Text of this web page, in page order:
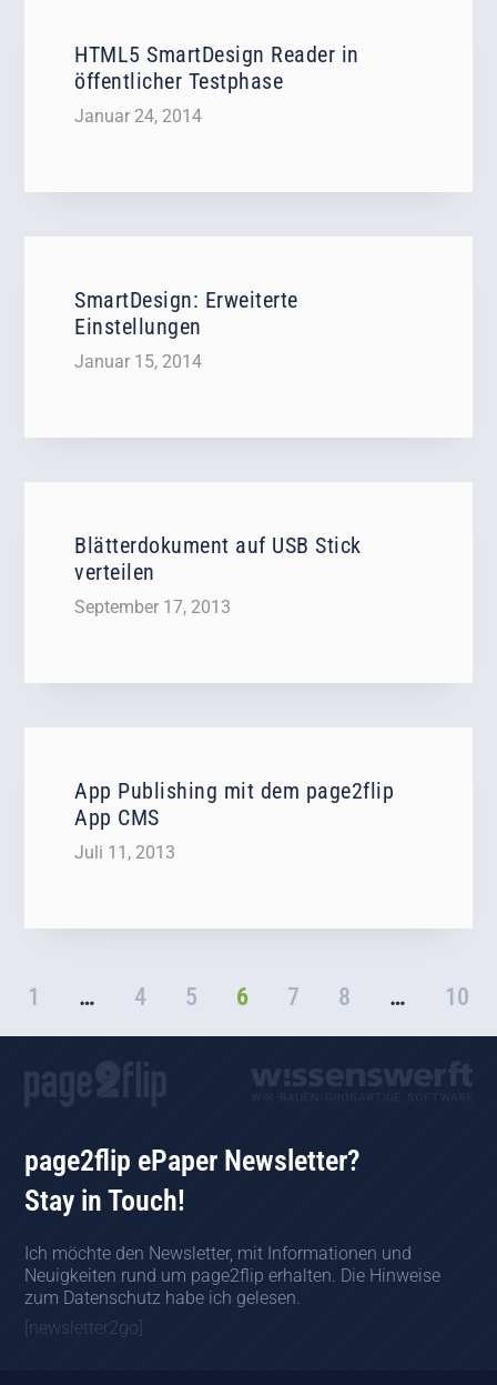
HTML5 SmartDesign Reader in
öffentlicher Testphase
Januar 24, 2014
SmartDesign: Erweiterte
Einstellungen
Januar 15, 2014
Blätterdokument auf USB Stick
verteilen
September 17, 2013
App Publishing mit dem page2flip
App CMS
Juli 11, 2013
1 … 4 5 6 7 8 … 10
page2flip ePaper Newsletter?
Stay in Touch!
Ich möchte den Newsletter, mit Informationen und
Neuigkeiten rund um page2flip erhalten. Die Hinweise
zum Datenschutz habe ich gelesen.
[newsletter2go]